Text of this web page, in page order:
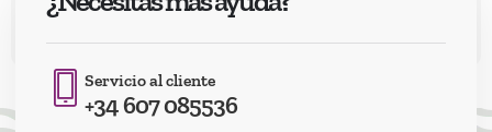
biológicos, genéticos, psicológicos y sociales.
Servicio al cliente
+34 607 085536